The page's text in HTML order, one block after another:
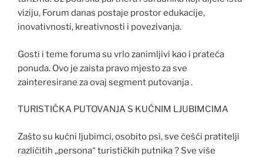
viziju, Forum danas postaje prostor edukacije,
inovativnosti, kreativnosti i povezivanja.
Gosti i teme foruma su vrlo zanimljivi kao i prateća
ponuda. Ovo je zaista pravo mjesto za sve
zainteresirane za ovaj segment putovanja .
TURISTIČKA PUTOVANJA S KUĆNIM LJUBIMCIMA
Zašto su kućni ljubimci, osobito psi, sve češći pratitelji
različitih „persona“ turističkih putnika ? Sve više